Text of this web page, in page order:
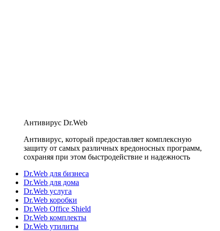
Антивирус Dr.Web
Антивирус, который предоставляет комплексную
защиту от самых различных вредоносных программ,
сохраняя при этом быстродействие и надежность
Dr.Web для бизнеса
Dr.Web для дома
Dr.Web услуга
Dr.Web коробки
Dr.Web Office Shield
Dr.Web комплекты
Dr.Web утилиты